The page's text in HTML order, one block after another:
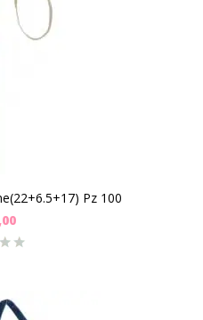
Pz 100